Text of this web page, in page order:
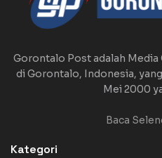
Gorontalo Post adalah
di Gorontalo, Indonesia,
Mei 2000
Baca
Kategori